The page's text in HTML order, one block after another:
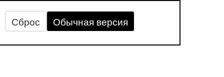
Сброс Обычная версия